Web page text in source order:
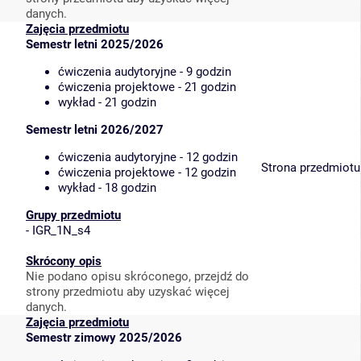
danych.
Zajęcia przedmiotu
Semestr letni 2025/2026
ćwiczenia audytoryjne - 9 godzin
ćwiczenia projektowe - 21 godzin
wykład - 21 godzin
Semestr letni 2026/2027
ćwiczenia audytoryjne - 12 godzin
ćwiczenia projektowe - 12 godzin
wykład - 18 godzin
Grupy przedmiotu
- IGR_1N_s4
Skrócony opis
Nie podano opisu skróconego, przejdź do
strony przedmiotu aby uzyskać więcej
danych.
Strona przedmiotu
Zajęcia przedmiotu
Semestr zimowy 2025/2026